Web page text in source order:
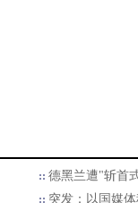
德黑兰遭"斩首
突发：以国媒